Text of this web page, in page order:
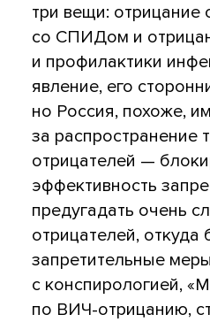
три вещи: отрицание
со СПИДом и
и профилактики
явление, его
но Россия, похоже,
за распространение
отрицателей —
эффективность
предугадать очень
отрицателей, откуда
запретительные
с конспирологией,
по ВИЧ-отрицанию,